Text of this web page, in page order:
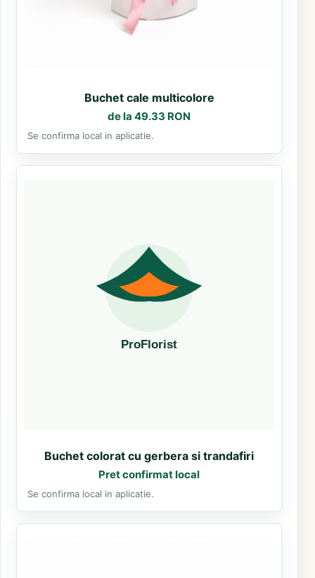
Buchet cale multicolore
de la 49.33 RON
Se confirma local in aplicatie.
Buchet colorat cu gerbera si trandafiri
Pret confirmat local
Se confirma local in aplicatie.